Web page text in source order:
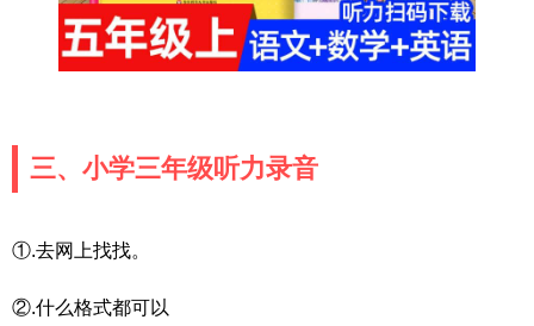
三、小学三年级听力录音
①.去网上找找。
②.什么格式都可以